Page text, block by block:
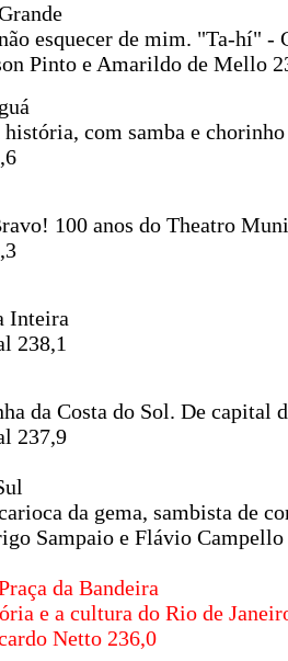
esquecer de mim. "Ta-hí" -
Pinto e Amarildo de Mello
com samba e
100 anos do Theatro
Inteira
238,1
da Costa do Sol. De capital
237,9
da gema, sambista de
Sampaio e Flávio Campello
da Bandeira
e a cultura do Rio de
Netto 236,0